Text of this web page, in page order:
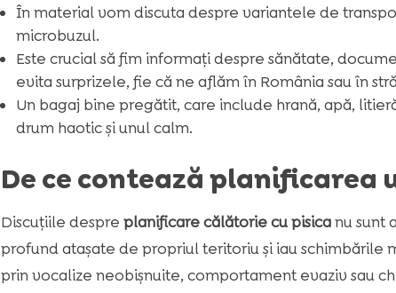
În material vom discuta despre variantele de
microbuzul.
Este crucial să fim informați despre sănătate,
evita surprizele, fie că ne aflăm în România sau în
Un bagaj bine pregătit, care include hrană, apă,
drum haotic și unul calm.
De ce contează planificarea
Discuțiile despre planificare călătorie cu pisicanu sunt
profund atașate de propriul teritoriu și iau schimbările
prin vocalize neobișnuite, comportament evaziv sau